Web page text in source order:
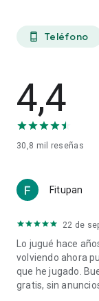
phone_android Teléfono
4,4
30,8 mil reseñas
Fitupan
22 de
Lo jugué hace
volviendo ahora
que he jugado.
gratis, sin